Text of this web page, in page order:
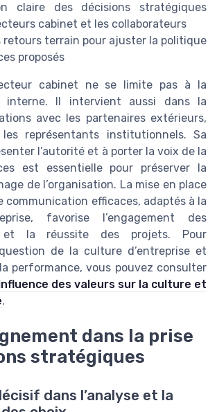
claire des décisions stratégiques
cabinet et les collaborateurs
retours terrain pour ajuster la politique
proposés
cabinet ne se limite pas à la
interne. Il intervient aussi dans la
avec les partenaires extérieurs,
représentants institutionnels. Sa
l’autorité et à porter la voix de la
est essentielle pour préserver la
de l’organisation. La mise en place
communication efficaces, adaptés à la
favorise l’engagement des
et la réussite des projets. Pour
de la culture d’entreprise et
performance, vous pouvez consulter
des valeurs sur la culture et
.
dans la prise
stratégiques
dans l’analyse et la